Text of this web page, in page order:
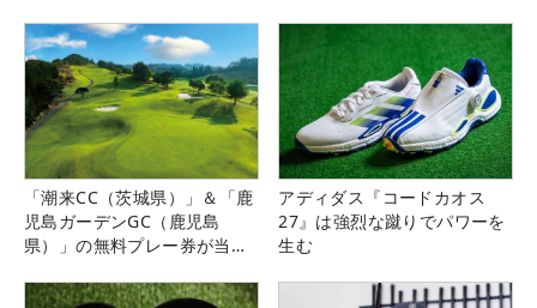
「潮来CC（茨城県）」＆「鹿
児島ガーデンGC（鹿児島
県）」の無料プレー券が当た
アディダス『コードカオス
27』は強烈な蹴りでパワーを
生む